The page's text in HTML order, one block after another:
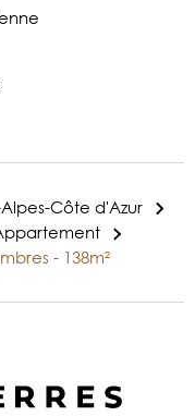
Côte d'Azur
- 138m²